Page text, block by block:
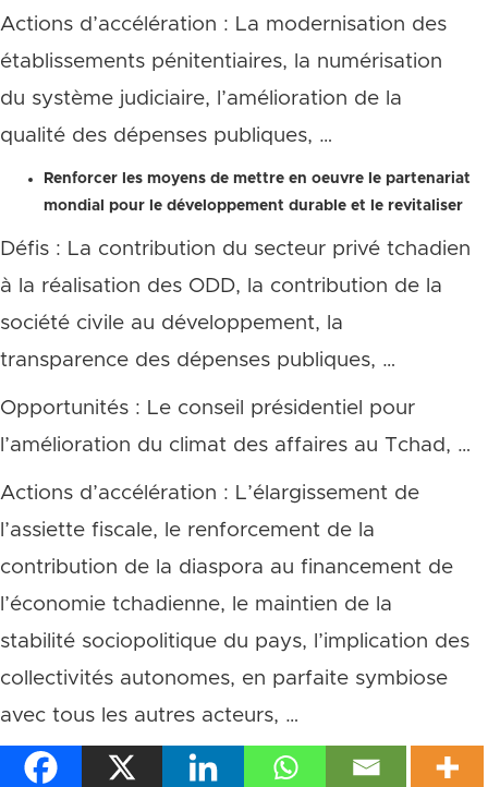
Actions d’accélération : La modernisation des
établissements pénitentiaires, la numérisation
du système judiciaire, l’amélioration de la
qualité des dépenses publiques, …
Renforcer les moyens de mettre en oeuvre le partenariat
mondial pour le développement durable et le revitaliser
Défis : La contribution du secteur privé tchadien
à la réalisation des ODD, la contribution de la
société civile au développement, la
transparence des dépenses publiques, …
Opportunités : Le conseil présidentiel pour
l’amélioration du climat des affaires au Tchad, …
Actions d’accélération : L’élargissement de
l’assiette fiscale, le renforcement de la
contribution de la diaspora au financement de
l’économie tchadienne, le maintien de la
stabilité sociopolitique du pays, l’implication des
collectivités autonomes, en parfaite symbiose
avec tous les autres acteurs, …